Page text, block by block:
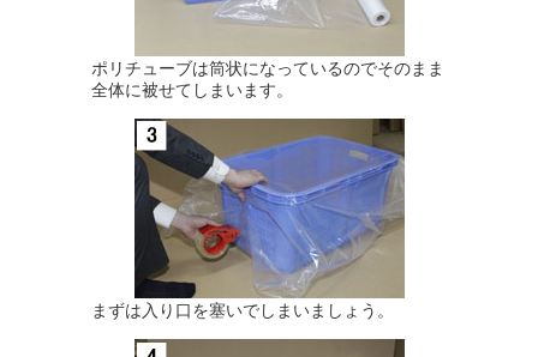
ポリチューブは筒状になっているのでそのまま
全体に被せてしまいます。
まずは入り口を塞いでしまいましょう。